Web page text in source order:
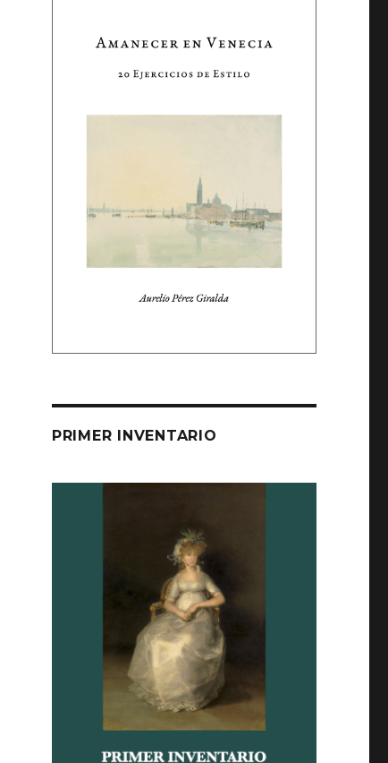
PRIMER INVENTARIO